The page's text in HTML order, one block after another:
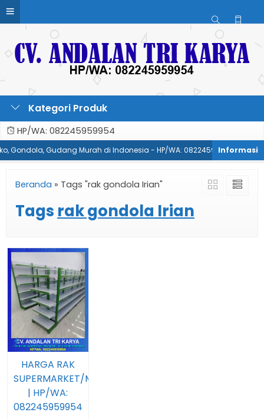
Kategori Produk
HP/WA: 082245959954
Gondola, Gudang Murah di Indonesia - HP/WA: 082245959954
Beranda » Tags "rak gondola Irian"
Tags rak gondola Irian
HARGA RAK
SUPERMARKET/MINIMARKET
| HP/WA:
082245959954